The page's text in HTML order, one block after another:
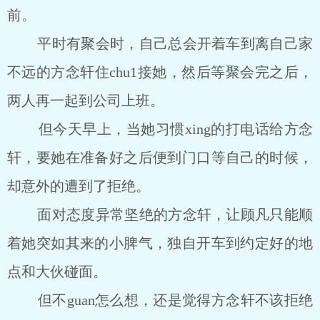
前。
平时有聚会时，自己总会开着车到离自己家
不远的方念轩住chu1接她，然后等聚会完之后，
两人再一起到公司上班。
但今天早上，当她习惯xing的打电话给方念
轩，要她在准备好之后便到门口等自己的时候，
却意外的遭到了拒绝。
面对态度异常坚绝的方念轩，让顾凡只能顺
着她突如其来的小脾气，独自开车到约定好的地
点和大伙碰面。
但不guan怎么想，还是觉得方念轩不该拒绝